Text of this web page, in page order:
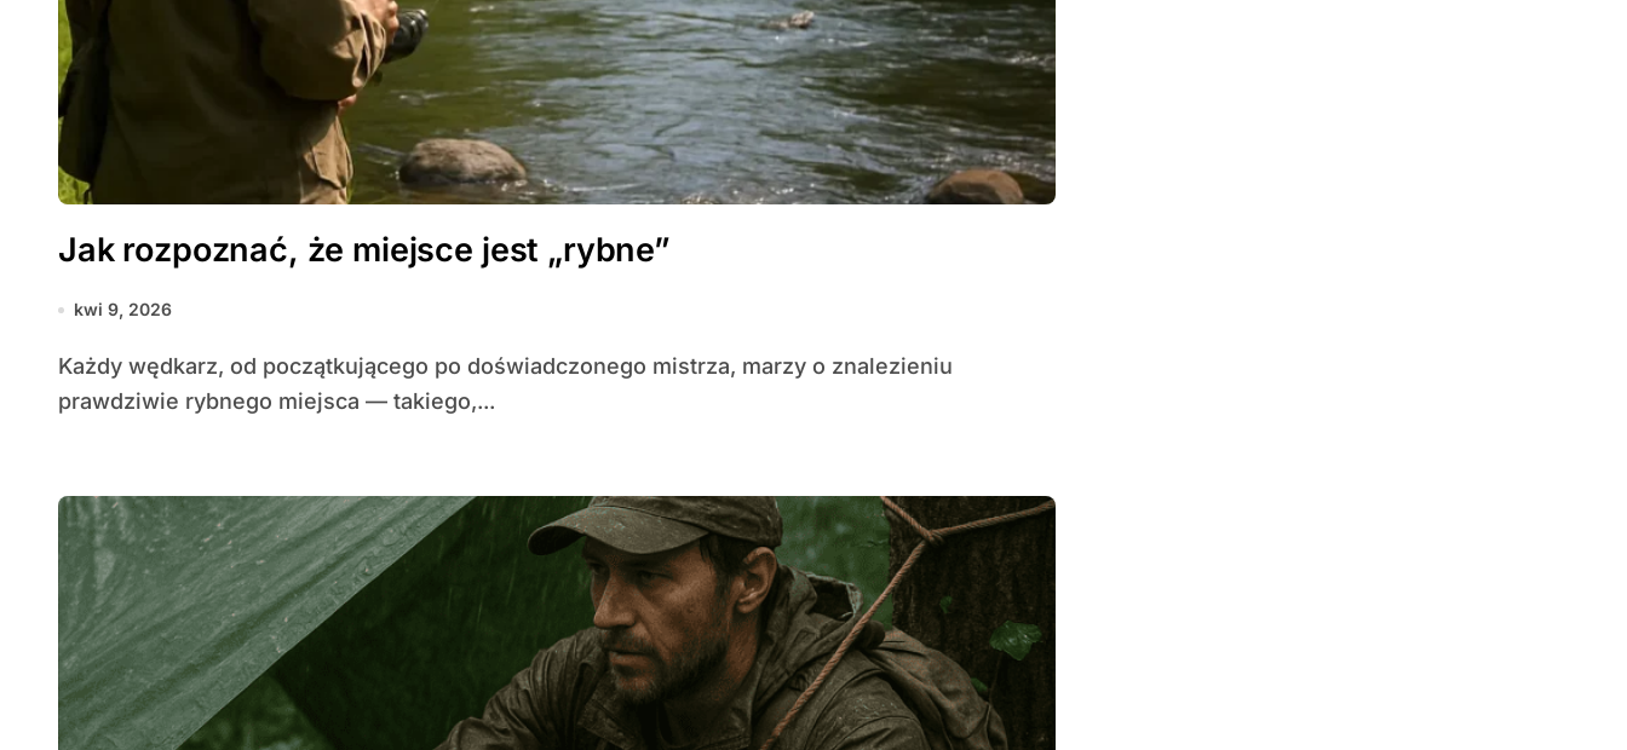
Jak rozpoznać, że miejsce jest „rybne”
kwi 9, 2026
Każdy wędkarz, od początkującego po doświadczonego mistrza, marzy o znalezieniu
prawdziwie rybnego miejsca — takiego,...